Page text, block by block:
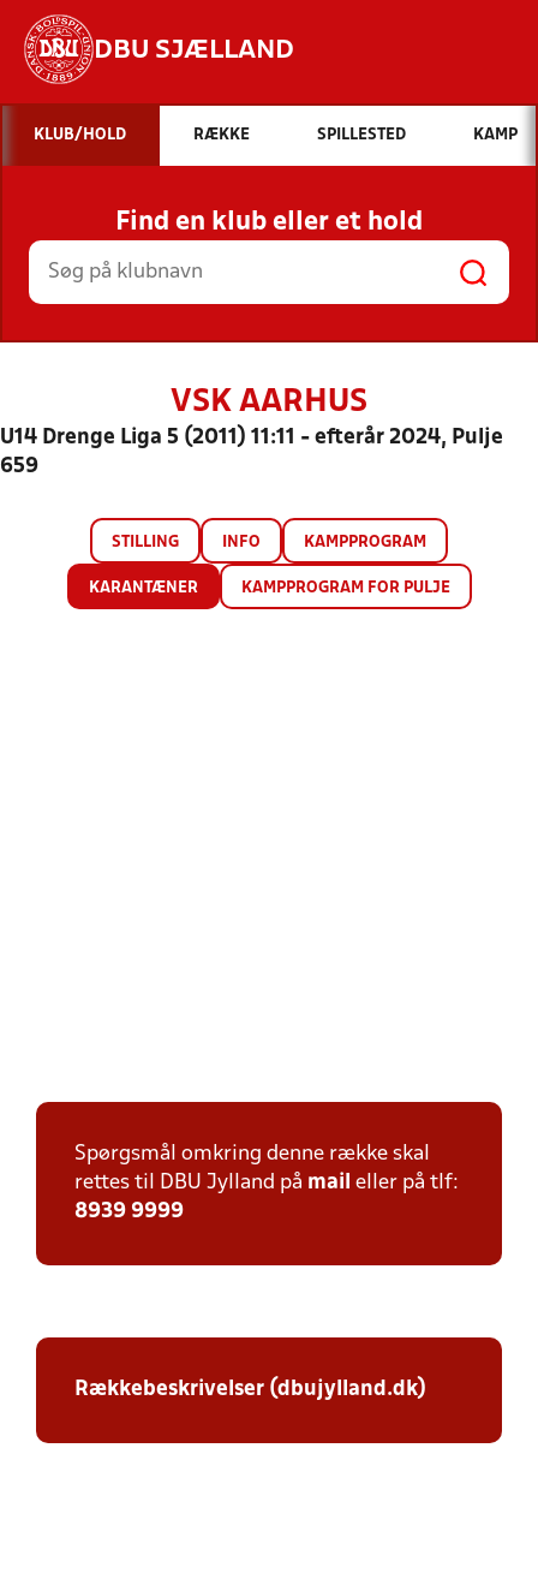
DBU SJÆLLAND
Hvad vil du søge efter?
INDHOLD OG NYHEDER
STILLINGER, RESULTATER, KLUBBER OG
HOLD
KLUB/HOLD RÆKKE SPILLESTED KAMP
Find en klub eller et hold
VSK AARHUS
U14 Drenge Liga 5 (2011) 11:11 - efterår 2024, Pulje
659
STILLING INFO KAMPPROGRAM
KARANTÆNER KAMPPROGRAM FOR PULJE
Spørgsmål omkring denne række skal
rettes til DBU Jylland på mail eller på tlf:
8939 9999
Rækkebeskrivelser (dbujylland.dk)